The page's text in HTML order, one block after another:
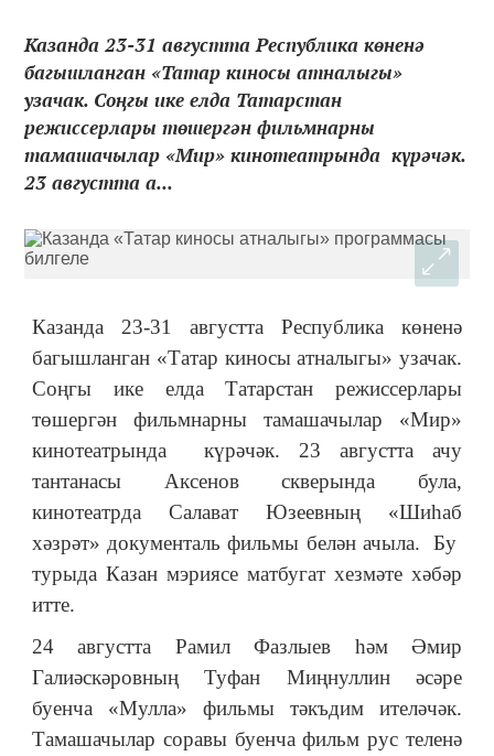
Казанда 23-31 августта Республика көненә
багышланган «Татар киносы атналыгы»
узачак. Соңгы ике елда Татарстан
режиссерлары төшергән фильмнарны
тамашачылар «Мир» кинотеатрында күрәчәк.
23 августта а...
Казанда 23-31 августта Республика көненә
багышланган «Татар киносы атналыгы» узачак.
Соңгы ике елда Татарстан режиссерлары
төшергән фильмнарны тамашачылар «Мир»
кинотеатрында күрәчәк. 23 августта ачу
тантанасы Аксенов скверында була,
кинотеатрда Салават Юзеевның «Шиһаб
хәзрәт» документаль фильмы белән ачыла. Бу
турыда Казан мэриясе матбугат хезмәте хәбәр
итте.
24 августта Рамил Фазлыев һәм Әмир
Галиәскәровның Туфан Миңнуллин әсәре
буенча «Мулла» фильмы тәкъдим ителәчәк.
Тамашачылар соравы буенча фильм рус теленә